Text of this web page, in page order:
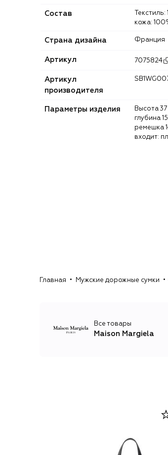
Состав
кожа:
Страна дизайна Франция
Артикул 7075824
Артикул
производителя
Параметры изделия
Высота 37 см, ширина 51 см,
глубина
ремешка
входит:
Главная Мужские дорожные сумки
Все товары
Maison Margiela